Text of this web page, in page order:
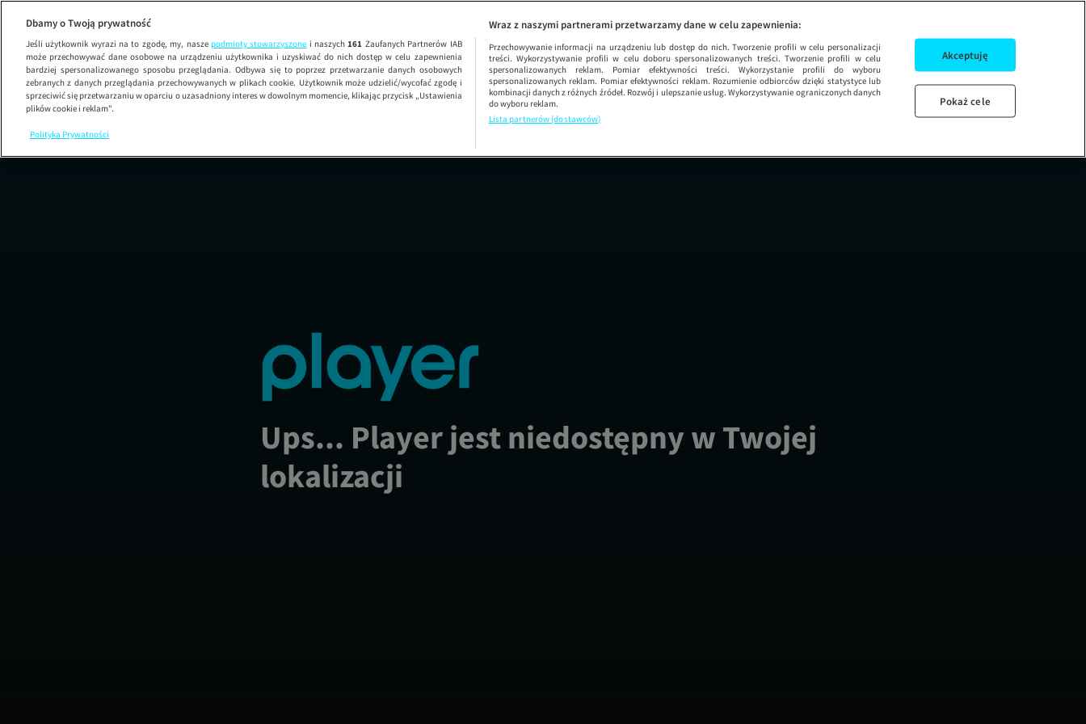
Zagadki losu SEZON 2 ODCINEK 30ZAGADKI LOSU 2
Ups... Player jest niedostępny w Twojej
lokalizacji
Dbamy o Twoją prywatność
Jeśli użytkownik wyrazi na to zgodę, my, nasze podmioty stowarzyszone i naszych161 Zaufanych Partnerów IAB
może przechowywać dane osobowe na urządzeniu użytkownika i uzyskiwać do nich dostęp w celu zapewnienia
bardziej spersonalizowanego sposobu przeglądania. Odbywa się to poprzez przetwarzanie danych osobowych
zebranych z danych przeglądania przechowywanych w plikach cookie. Użytkownik może udzielić/wycofać zgodę i
sprzeciwić się przetwarzaniu w oparciu o uzasadniony interes w dowolnym momencie, klikając przycisk „Ustawienia
plików cookie i reklam”.
Polityka Prywatności
Wraz z naszymi partnerami przetwarzamy dane w celu zapewnienia:
Przechowywanie informacji na urządzeniu lub dostęp do nich. Tworzenie profili w celu personalizacji
treści. Wykorzystywanie profili w celu doboru spersonalizowanych treści. Tworzenie profili w celu
spersonalizowanych reklam. Pomiar efektywności treści. Wykorzystanie profili do wyboru
spersonalizowanych reklam. Pomiar efektywności reklam. Rozumienie odbiorców dzięki statystyce lub
kombinacji danych z różnych źródeł. Rozwój i ulepszanie usług. Wykorzystywanie ograniczonych danych
do wyboru reklam.
Lista partnerów (dostawców)
Akceptuję
Pokaż cele